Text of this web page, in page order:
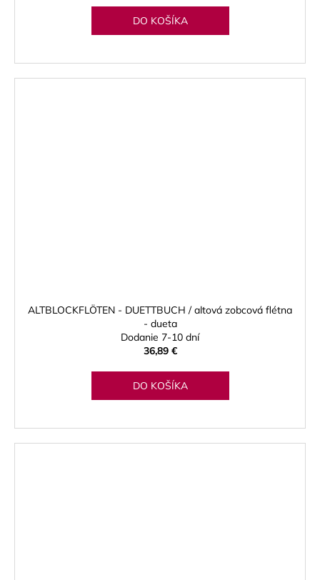
DO KOŠÍKA
ALTBLOCKFLÖTEN - DUETTBUCH / altová zobcová flétna
- dueta
Dodanie 7-10 dní
36,89 €
DO KOŠÍKA